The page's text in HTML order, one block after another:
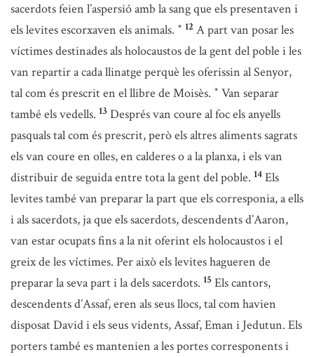
sacerdots feien l’aspersió amb la sang que els presentaven i
els levites escorxaven els animals. * 12 A part van posar les
víctimes destinades als holocaustos de la gent del poble i les
van repartir a cada llinatge perquè les oferissin al Senyor,
tal com és prescrit en el llibre de Moisès. * Van separar
també els vedells. 13 Després van coure al foc els anyells
pasquals tal com és prescrit, però els altres aliments sagrats
els van coure en olles, en calderes o a la planxa, i els van
distribuir de seguida entre tota la gent del poble. 14 Els
levites també van preparar la part que els corresponia, a ells
i als sacerdots, ja que els sacerdots, descendents d’Aaron,
van estar ocupats fins a la nit oferint els holocaustos i el
greix de les víctimes. Per això els levites hagueren de
preparar la seva part i la dels sacerdots. 15 Els cantors,
descendents d’Assaf, eren als seus llocs, tal com havien
disposat David i els seus vidents, Assaf, Eman i Jedutun. Els
porters també es mantenien a les portes corresponents i